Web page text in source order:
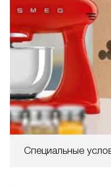
Специальные